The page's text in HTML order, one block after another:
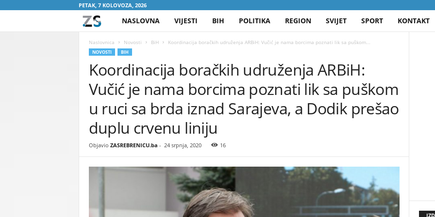
PETAK, 7 KOLOVOZA, 2026
A
R
E
B
R
NASLOVNA VIJESTI BIH POLITIKA REGION SVIJET SPORT KONTAKT
Naslovnica Novosti BiH Koordinacija boračkih udruženja ARBiH: Vučić je nama borcima poznati lik sa puškom...
NOVOSTI BIH
Koordinacija boračkih udruženja ARBiH:
Vučić je nama borcima poznati lik sa puškom
u ruci sa brda iznad Sarajeva, a Dodik prešao
duplu crvenu liniju
Objavio ZASREBRENICU.ba - 24 srpnja, 2020 16